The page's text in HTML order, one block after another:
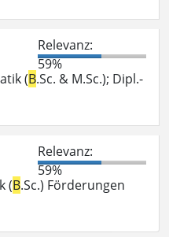
Relevanz:
59%
(B.Sc. & M.Sc.); Dipl.-
Relevanz:
59%
(B.Sc.) Förderungen